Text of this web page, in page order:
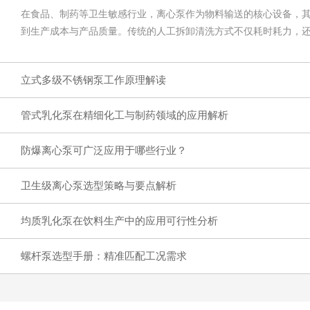
在食品、制药等卫生敏感行业，离心泵作为物料输送的核心设备，
到生产成本与产品质量。传统的人工拆卸清洗方式不仅耗时耗力，
立式多级不锈钢泵工作原理解读
管式乳化泵在精细化工与制药领域的应用解析
防爆离心泵可广泛应用于哪些行业？
卫生级离心泵选型策略与要点解析
均质乳化泵在饮料生产中的应用可行性分析
螺杆泵选型手册：精准匹配工况需求